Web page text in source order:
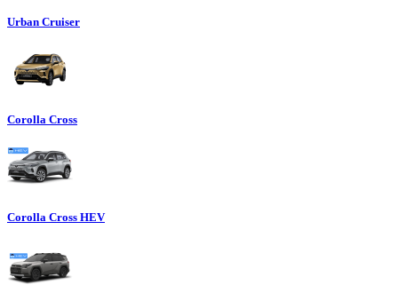
Urban Cruiser
Corolla Cross
Corolla Cross HEV